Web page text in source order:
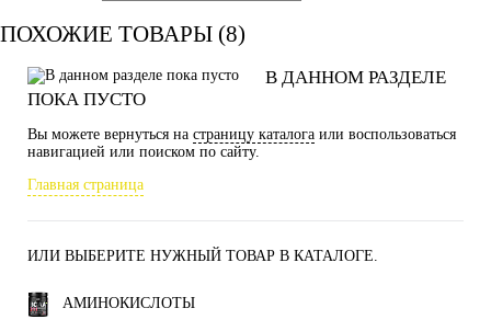
ПОХОЖИЕ ТОВАРЫ (8)
В ДАННОМ РАЗДЕЛЕ
ПОКА ПУСТО
Вы можете вернуться на страницу каталога или воспользоваться
навигацией или поиском по сайту.
Главная страница
ИЛИ ВЫБЕРИТЕ НУЖНЫЙ ТОВАР В КАТАЛОГЕ.
АМИНОКИСЛОТЫ